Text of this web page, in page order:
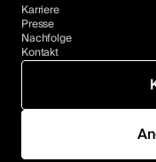
Karriere
Presse
Nachfolge
Kontakt